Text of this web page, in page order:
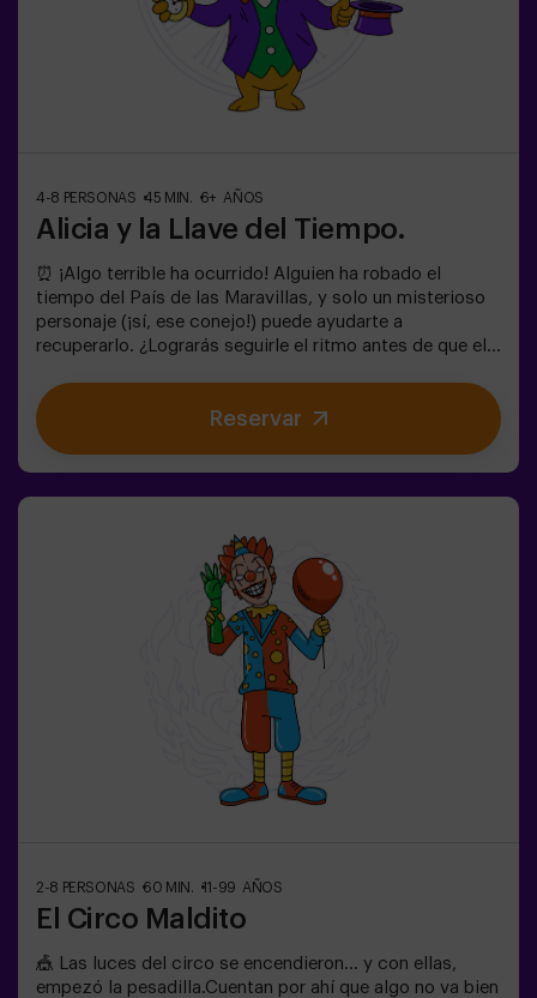
4-8 PERSONAS 45 MIN. 6+ AÑOS
Alicia y la Llave del Tiempo.
⏰ ¡Algo terrible ha ocurrido! Alguien ha robado el
tiempo del País de las Maravillas, y solo un misterioso
personaje (¡sí, ese conejo!) puede ayudarte a
recuperarlo. ¿Lograrás seguirle el ritmo antes de que el
room mágico y familiar, vivirás una aventura donde:✔
Resolverás enigmas divertidos (¡como los del
Sombrerero Loco!).✔ Explorarás el Jardín Secreto de la
infantiles🎂 Además del juego, puedes reservar nuestra
sala de meriendas.👩‍🏫 Monitor incluido únicamente
con el pack de cumpleaños.👧 Edad: +6 años (dificultad
baja, perfecto para pequeños aventureros).⚠️ Aviso:
Pasos estrechos en algunas zonas.
Reservar
2-8 PERSONAS 60 MIN. 11-99 AÑOS
El Circo Maldito
🎪 Las luces del circo se encendieron… y con ellas,
empezó la pesadilla.Cuentan por ahí que algo no va bien